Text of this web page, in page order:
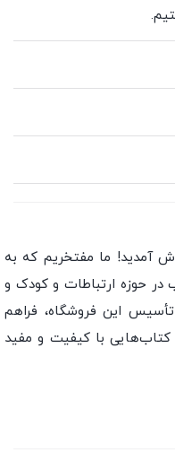
آمدید! ما مفتخریم که به
در حوزه ارتباطات و کودک و
این فروشگاه، فراهم
با کیفیت و مفید